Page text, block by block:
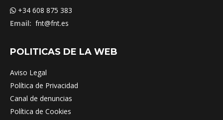
+34 608 875 383
Email: fnt@fnt.es
POLITICAS DE LA WEB
Aviso Legal
Política de Privacidad
Canal de denuncias
Política de Cookies